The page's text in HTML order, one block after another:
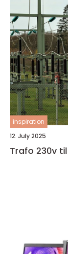
inspiration
12. July 2025
Trafo 230v